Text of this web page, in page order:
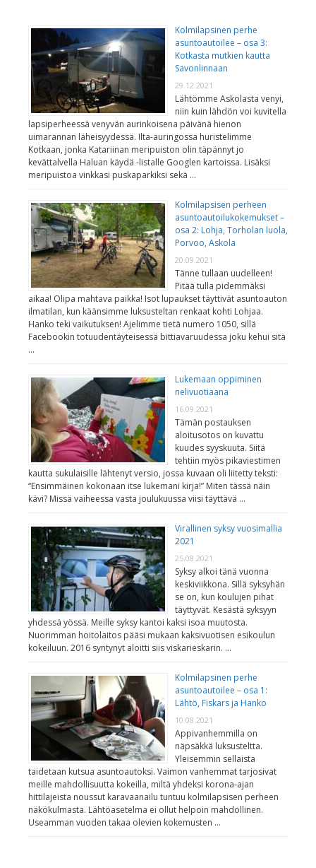
Kolmilapsinen perhe
asuntoautoilee – osa 3:
Kotkasta mutkien kautta
Savonlinnaan
29.12.2021
Lähtömme Askolasta venyi,
niin kuin lähdön voi kuvitella
lapsiperheessä venyvän aurinkoisena päivänä hienon
uimarannan läheisyydessä. Ilta-auringossa huristelimme
Kotkaan, jonka Katariinan meripuiston olin täpännyt jo
kevättalvella Haluan käydä -listalle Googlen kartoissa. Lisäksi
meripuistoa vinkkasi puskaparkiksi sekä …
Kolmilapsisen perheen
asuntoautoilukokemukset –
osa 2: Lohja, Torholan luola,
Porvoo, Askola
20.09.2021
Tänne tullaan uudelleen!
Pitää tulla pidemmäksi
aikaa! Olipa mahtava paikka! Isot lupaukset täyttivät asuntoauton
ilmatilan, kun käänsimme luksusteltan renkaat kohti Lohjaa.
Hanko teki vaikutuksen! Ajelimme tietä numero 1050, sillä
Facebookin totuudentäyteisessä bittiavaruudessa joku kehui sitä
…
Lukemaan oppiminen
nelivuotiaana
16.09.2021
Tämän postauksen
aloitusotos on kuvattu
kuudes syyskuuta. Siitä
tehtiin myös pikaviestimen
kautta sukulaisille lähtenyt versio, jossa kuvaan oli liitetty teksti:
“Ensimmäinen kokonaan itse lukemani kirja!” Miten tässä näin
kävi? Missä vaiheessa vasta joulukuussa viisi täyttävä …
Virallinen syksy vuosimallia
2021
25.08.2021
Syksy alkoi tänä vuonna
keskiviikkona. Sillä syksyhän
se on, kun koulujen pihat
täyttyvät. Kesästä syksyyn
yhdessä yössä. Meille syksy kantoi kaksi isoa muutosta.
Nuorimman hoitolaitos pääsi mukaan kaksivuotisen esikoulun
kokeiluun. 2016 syntynyt aloitti siis viskarieskarin. …
Kolmilapsinen perhe
asuntoautoilee – osa 1:
Lähtö, Fiskars ja Hanko
10.08.2021
Appivanhemmilla on
näpsäkkä luksusteltta.
Yleisemmin sellaista
taidetaan kutsua asuntoautoksi. Vaimon vanhemmat tarjosivat
meille mahdollisuutta kokeilla, miltä yhdeksi korona-ajan
hittilajeista noussut karavaanailu tuntuu kolmilapsisen perheen
näkökulmasta. Lähtöasetelma ei ollut helpoin mahdollinen.
Useamman vuoden takaa olevien kokemusten …